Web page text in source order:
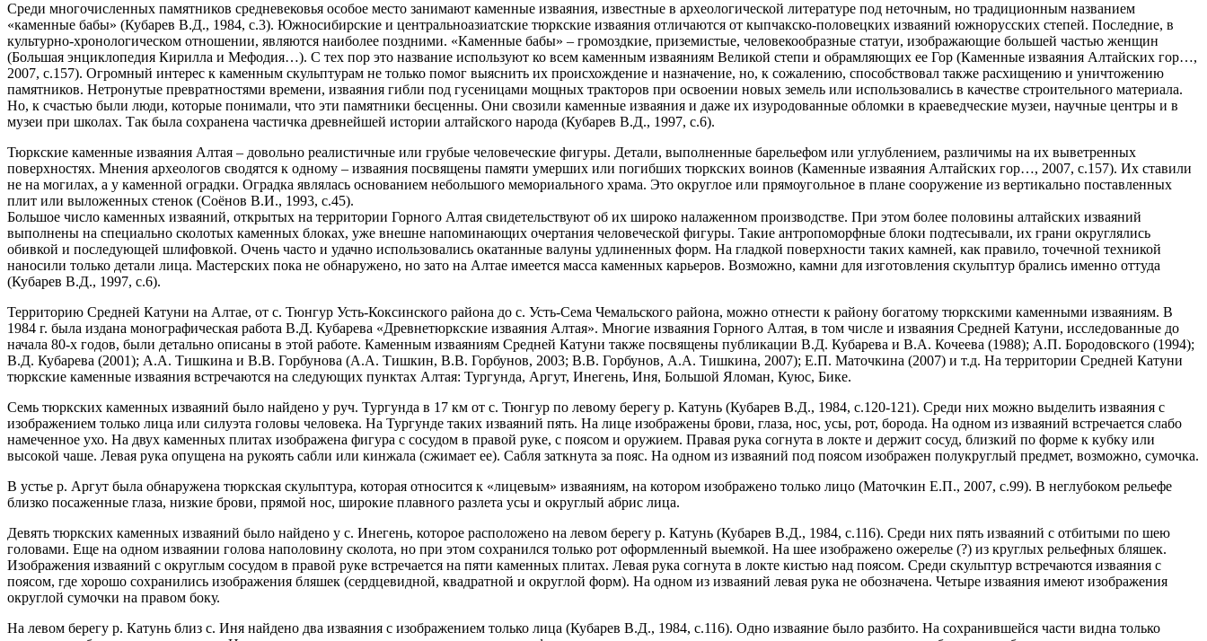
Среди многочисленных памятников средневековья особое место занимают каменные изваяния, известные в археологической литературе под неточным, но традиционным названием
«каменные бабы» (Кубарев В.Д., 1984, с.3). Южносибирские и центральноазиатские тюркские изваяния отличаются от кыпчакско-половецких изваяний южнорусских степей. Последние, в
культурно-хронологическом отношении, являются наиболее поздними. «Каменные бабы» – громоздкие, приземистые, человекообразные статуи, изображающие большей частью женщин
(Большая энциклопедия Кирилла и Мефодия…). С тех пор это название используют ко всем каменным изваяниям Великой степи и обрамляющих ее Гор (Каменные изваяния Алтайских гор…,
2007, с.157). Огромный интерес к каменным скульптурам не только помог выяснить их происхождение и назначение, но, к сожалению, способствовал также расхищению и уничтожению
памятников. Нетронутые превратностями времени, изваяния гибли под гусеницами мощных тракторов при освоении новых земель или использовались в качестве строительного материала.
Но, к счастью были люди, которые понимали, что эти памятники бесценны. Они свозили каменные изваяния и даже их изуродованные обломки в краеведческие музеи, научные центры и в
музеи при школах. Так была сохранена частичка древнейшей истории алтайского народа (Кубарев В.Д., 1997, с.6).
Тюркские каменные изваяния Алтая – довольно реалистичные или грубые человеческие фигуры. Детали, выполненные барельефом или углублением, различимы на их выветренных
поверхностях. Мнения археологов сводятся к одному – изваяния посвящены памяти умерших или погибших тюркских воинов (Каменные изваяния Алтайских гор…, 2007, с.157). Их ставили
не на могилах, а у каменной оградки. Оградка являлась основанием небольшого мемориального храма. Это округлое или прямоугольное в плане сооружение из вертикально поставленных
плит или выложенных стенок (Соёнов В.И., 1993, с.45).
Большое число каменных изваяний, открытых на территории Горного Алтая свидетельствуют об их широко налаженном производстве. При этом более половины алтайских изваяний
выполнены на специально сколотых каменных блоках, уже внешне напоминающих очертания человеческой фигуры. Такие антропоморфные блоки подтесывали, их грани округлялись
обивкой и последующей шлифовкой. Очень часто и удачно использовались окатанные валуны удлиненных форм. На гладкой поверхности таких камней, как правило, точечной техникой
наносили только детали лица. Мастерских пока не обнаружено, но зато на Алтае имеется масса каменных карьеров. Возможно, камни для изготовления скульптур брались именно оттуда
(Кубарев В.Д., 1997, с.6).
Территорию Средней Катуни на Алтае, от с. Тюнгур Усть-Коксинского района до с. Усть-Сема Чемальского района, можно отнести к району богатому тюркскими каменными изваяниям. В
1984 г. была издана монографическая работа В.Д. Кубарева «Древнетюркские изваяния Алтая». Многие изваяния Горного Алтая, в том числе и изваяния Средней Катуни, исследованные до
начала 80-х годов, были детально описаны в этой работе. Каменным изваяниям Средней Катуни также посвящены публикации В.Д. Кубарева и В.А. Кочеева (1988); А.П. Бородовского (1994);
В.Д. Кубарева (2001); А.А. Тишкина и В.В. Горбунова (А.А. Тишкин, В.В. Горбунов, 2003; В.В. Горбунов, А.А. Тишкина, 2007); Е.П. Маточкина (2007) и т.д. На территории Средней Катуни
тюркские каменные изваяния встречаются на следующих пунктах Алтая: Тургунда, Аргут, Инегень, Иня, Большой Яломан, Куюс, Бике.
Семь тюркских каменных изваяний было найдено у руч. Тургунда в 17 км от с. Тюнгур по левому берегу р. Катунь (Кубарев В.Д., 1984, с.120-121). Среди них можно выделить изваяния с
изображением только лица или силуэта головы человека. На Тургунде таких изваяний пять. На лице изображены брови, глаза, нос, усы, рот, борода. На одном из изваяний встречается слабо
намеченное ухо. На двух каменных плитах изображена фигура с сосудом в правой руке, с поясом и оружием. Правая рука согнута в локте и держит сосуд, близкий по форме к кубку или
высокой чаше. Левая рука опущена на рукоять сабли или кинжала (сжимает ее). Сабля заткнута за пояс. На одном из изваяний под поясом изображен полукруглый предмет, возможно, сумочка.
В устье р. Аргут была обнаружена тюркская скульптура, которая относится к «лицевым» изваяниям, на котором изображено только лицо (Маточкин Е.П., 2007, с.99). В неглубоком рельефе
близко посаженные глаза, низкие брови, прямой нос, широкие плавного разлета усы и округлый абрис лица.
Девять тюркских каменных изваяний было найдено у с. Инегень, которое расположено на левом берегу р. Катунь (Кубарев В.Д., 1984, с.116). Среди них пять изваяний с отбитыми по шею
головами. Еще на одном изваянии голова наполовину сколота, но при этом сохранился только рот оформленный выемкой. На шее изображено ожерелье (?) из круглых рельефных бляшек.
Изображения изваяний с округлым сосудом в правой руке встречается на пяти каменных плитах. Левая рука согнута в локте кистью над поясом. Среди скульптур встречаются изваяния с
поясом, где хорошо сохранились изображения бляшек (сердцевидной, квадратной и округлой форм). На одном из изваяний левая рука не обозначена. Четыре изваяния имеют изображения
округлой сумочки на правом боку.
На левом берегу р. Катунь близ с. Иня найдено два изваяния с изображением только лица (Кубарев В.Д., 1984, с.116). Одно изваяние было разбито. На сохранившейся части видна только